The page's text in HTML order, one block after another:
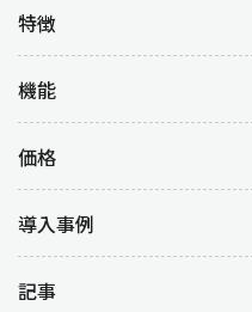
特徴
機能
価格
導入事例
記事